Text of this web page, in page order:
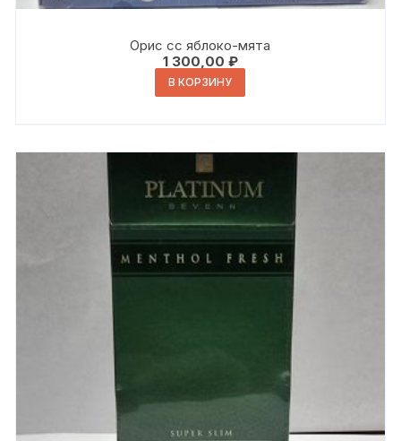
Орис сс яблоко-мята
1 300,00 ₽
В КОРЗИНУ